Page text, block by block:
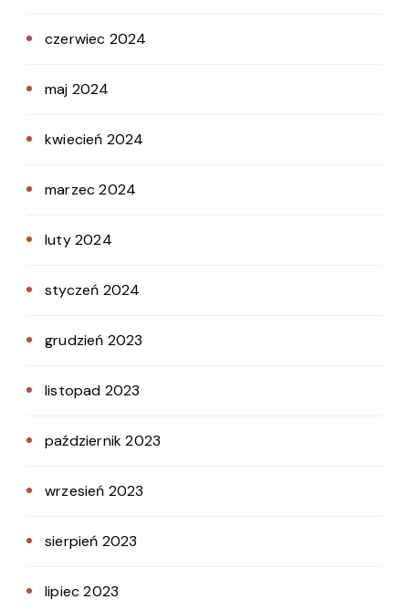
czerwiec 2024
maj 2024
kwiecień 2024
marzec 2024
luty 2024
styczeń 2024
grudzień 2023
listopad 2023
październik 2023
wrzesień 2023
sierpień 2023
lipiec 2023